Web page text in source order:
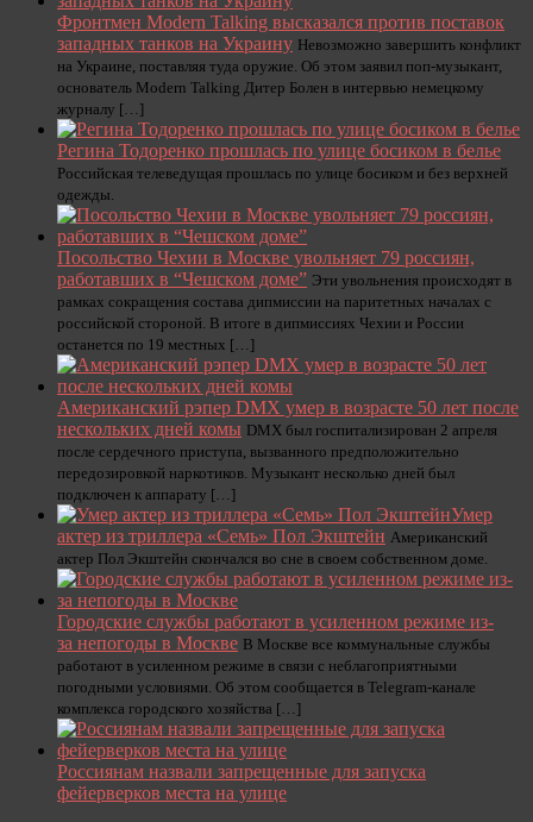
Фронтмен Modern Talking высказался против поставок
западных танков на Украину Невозможно завершить конфликт
на Украине, поставляя туда оружие. Об этом заявил поп-музыкант,
основатель Modern Talking Дитер Болен в интервью немецкому
журналу […]
Регина Тодоренко прошлась по улице босиком в белье
Российская телеведущая прошлась по улице босиком и без верхней
одежды.
Посольство Чехии в Москве увольняет 79 россиян,
работавших в “Чешском доме” Эти увольнения происходят в
рамках сокращения состава дипмиссии на паритетных началах с
российской стороной. В итоге в дипмиссиях Чехии и России
останется по 19 местных […]
Американский рэпер DMX умер в возрасте 50 лет после
нескольких дней комы DMX был госпитализирован 2 апреля
после сердечного приступа, вызванного предположительно
передозировкой наркотиков. Музыкант несколько дней был
подключен к аппарату […]
Умер
актер из триллера «Семь» Пол Экштейн Американский
актер Пол Экштейн скончался во сне в своем собственном доме.
Городские службы работают в усиленном режиме из-
за непогоды в Москве В Москве все коммунальные службы
работают в усиленном режиме в связи с неблагоприятными
погодными условиями. Об этом сообщается в Telegram-канале
комплекса городского хозяйства […]
Россиянам назвали запрещенные для запуска
фейерверков места на улице